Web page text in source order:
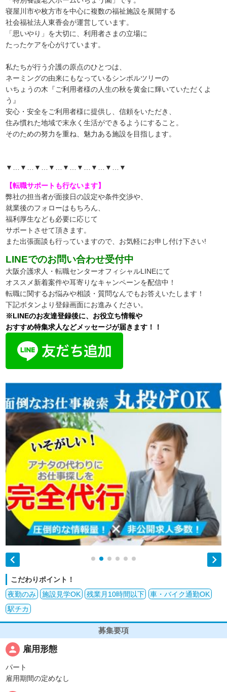
寝屋川市や枚方市を中心に複数の福祉施設を展開する
社会福祉法人東香会が運営しています。
「思いやり」を大切に、利用者さまの立場に
たったケアを心がけています。
私たちが行う介護の原点のひとつは、
ネーミングの由来にもなっているシンボルツリーの
いちょうの木『ご利用者様の人生の秋を黄金に輝いていただくよ
う』
安心・安全をご利用者様に提供し、信頼をいただき、
住み慣れた地域で末永く生活ができるようにすること。
そのための努力を重ね、魅力ある施設を目指します。
▼…▼…▼…▼…▼…▼…▼…▼…▼
【転職サポートも行ないます】
弊社の担当者が面接日の設定や条件交渉や、
就業後のフォローはもちろん、
福利厚生なども必要に応じて
サポートさせて頂きます。
また出張面談も行っていますので、 お気軽にお申し付け下さい!
LINEでのお問い合わせ受付中
大阪介護求人・転職センターオフィシャルLINEにて
オススメ新着案件や耳寄りなキャンペーンを配信中！
転職に関するお悩みや相談・質問なんでもお答えいたします！
下記ボタンより登録画面にお進みください。
※LINEのお友達登録後に、お役立ち情報や
おすすめ特集求人などメッセージが届きます！！
 
こだわりポイント！
夜勤のみ
施設見学OK 残業月10時間以下
車・バイク通勤OK
駅チカ
募集要項
person 雇用形態
パート
雇用期間の定めなし